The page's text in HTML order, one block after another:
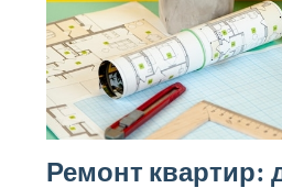
Ремонт квартир: